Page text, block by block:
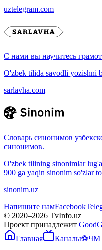
uztelegram.com
С нами вы научитесь
O'zbek tilida savodli yozishni
sarlavha.com
Словарь синонимов
синонимов.
O'zbek tilining sinonimlar
900 ga yaqin sinonim so'zlar
sinonim.uz
Напишите намFacebook
© 2020–2026 TvInfo.uz
Проект принадлежит
Главная
Каналы⚽ЧМ